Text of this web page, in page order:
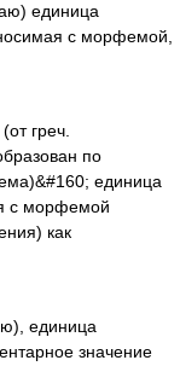
единица
с морфемой,
греч.
по
единица
с морфемой
как
единица
значение